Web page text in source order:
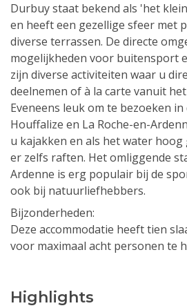
Durbuy staat bekend als 'het
en heeft een gezellige sfeer met
diverse terrassen. De directe
mogelijkheden voor buitensport
zijn diverse activiteiten waar u
deelnemen of à la carte vanuit
Eveneens leuk om te bezoeken
Houffalize en La Roche-en-
u kajakken en als het water
er zelfs raften. Het omliggende
Ardenne is erg populair bij de
ook bij natuurliefhebbers.
Bijzonderheden:
Deze accommodatie heeft tien
voor maximaal acht personen te
Highlights